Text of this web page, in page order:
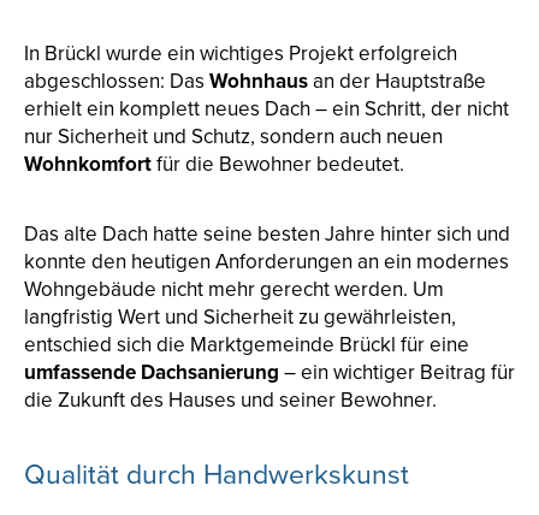
In Brückl wurde ein wichtiges Projekt erfolgreich
abgeschlossen: Das Wohnhausan der Hauptstraße
erhielt ein komplett neues Dach – ein Schritt, der nicht
nur Sicherheit und Schutz, sondern auch neuen
Wohnkomfortfür die Bewohner bedeutet.
Das alte Dach hatte seine besten Jahre hinter sich und
konnte den heutigen Anforderungen an ein modernes
Wohngebäude nicht mehr gerecht werden. Um
langfristig Wert und Sicherheit zu gewährleisten,
entschied sich die Marktgemeinde Brückl für eine
umfassende Dachsanierung – ein wichtiger Beitrag für
die Zukunft des Hauses und seiner Bewohner.
Qualität durch Handwerkskunst